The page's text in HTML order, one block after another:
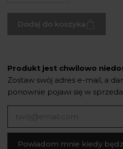
Dodaj do koszyka
Produkt jest chwilowo
Zostaw swój adres e-mail, a
ponownie pojawi się w
Powiadom mnie kiedy